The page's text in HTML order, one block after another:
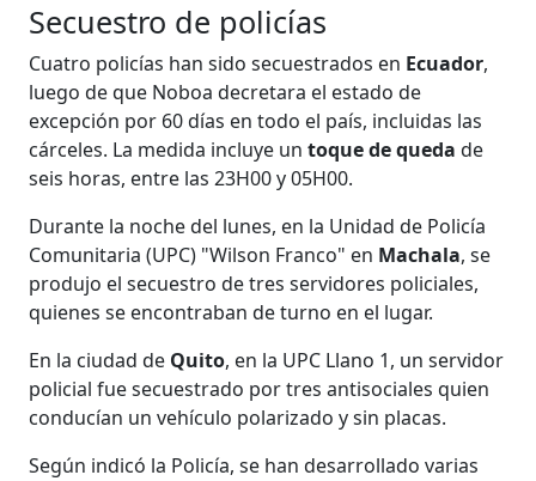
Secuestro de policías
Cuatro policías han sido secuestrados en Ecuador,
luego de que Noboa decretara el estado de
excepción por 60 días en todo el país, incluidas las
cárceles. La medida incluye un toque de queda de
seis horas, entre las 23H00 y 05H00.
Durante la noche del lunes, en la Unidad de Policía
Comunitaria (UPC) "Wilson Franco" en Machala, se
produjo el secuestro de tres servidores policiales,
quienes se encontraban de turno en el lugar.
En la ciudad de Quito, en la UPC Llano 1, un servidor
policial fue secuestrado por tres antisociales quien
conducían un vehículo polarizado y sin placas.
Según indicó la Policía, se han desarrollado varias